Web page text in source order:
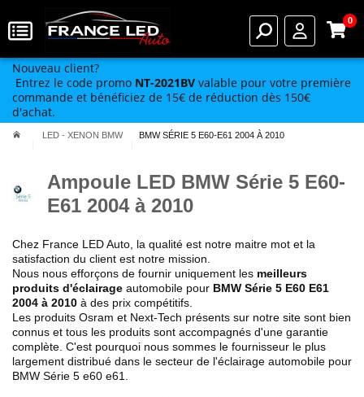
0
Nouveau client?
Entrez le code promo NT-2021BV valable pour votre première
commande et bénéficiez de 15€ de réduction dès 150€
d'achat.
LED - XENON BMW BMW SÉRIE 5 E60-E61 2004 À 2010
Ampoule LED BMW Série 5 E60-
E61 2004 à 2010
Chez France LED Auto, la qualité est notre maitre mot et la
satisfaction du client est notre mission
Nous nous efforçons de fournir uniquement les meilleurs
produits d'éclairage automobile pour BMW Série 5 E60 E61
2004 à 2010 à des prix compétitifs.
Les produits Osram et Next-Tech présents sur notre site sont bien
connus et tous les produits sont accompagnés d'une garantie
complète. C'est pourquoi nous sommes le fournisseur le plus
largement distribué dans le secteur de l'éclairage automobile pour
BMW Série 5 e60 e61.